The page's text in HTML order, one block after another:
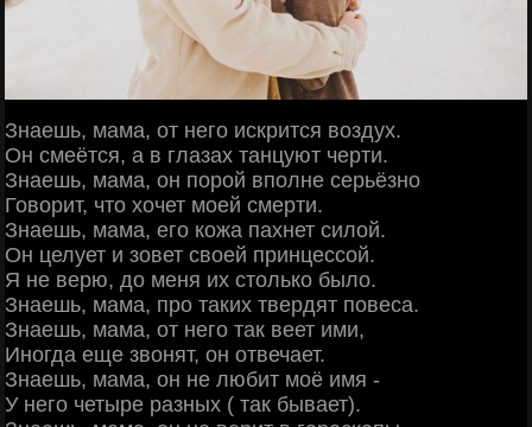
Знаешь, мама, от него искрится воздух.
Он смеётся, а в глазах танцуют черти.
Знаешь, мама, он порой вполне серьёзно
Говорит, что хочет моей смерти.
Знаешь, мама, его кожа пахнет силой.
Он целует и зовет своей принцессой.
Я не верю, до меня их столько было.
Знаешь, мама, про таких твердят повеса.
Знаешь, мама, от него так веет ими,
Иногда еще звонят, он отвечает.
Знаешь, мама, он не любит моё имя -
У него четыре разных ( так бывает).